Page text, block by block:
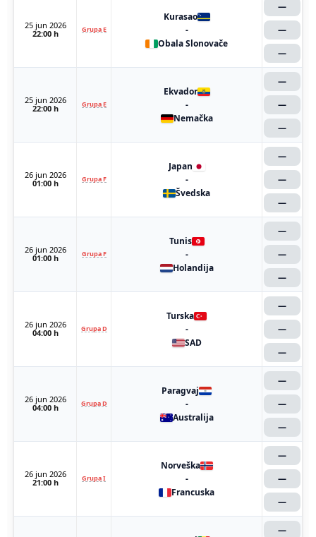
25 jun 2026
22:00 h
Grupa E
Kurasao
-
Obala Slonovače
—
—
—
25 jun 2026
22:00 h
Grupa E
Ekvador
-
Nemačka
—
—
—
26 jun 2026
01:00 h
Grupa F
Japan
-
Švedska
—
—
—
26 jun 2026
01:00 h
Grupa F
Tunis
-
Holandija
—
—
—
26 jun 2026
04:00 h
Grupa D
Turska
-
SAD
—
—
—
26 jun 2026
04:00 h
Grupa D
Paragvaj
-
Australija
—
—
—
26 jun 2026
21:00 h
Grupa I
Norveška
-
Francuska
—
—
—
—